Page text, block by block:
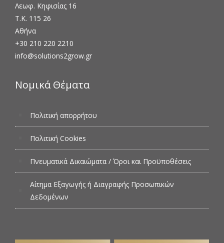
Λεωφ. Κηφισίας 16
Τ.Κ. 115 26
Αθήνα
+30 210 220 2210
info@solutions2grow.gr
Νομικά Θέματα
Πολιτική απορρήτου
Πολιτική Cookies
Πνευματικά Δικαιώματα / Όροι και Προϋποθέσεις
Αίτημα Εξαγωγής ή Διαγραφής Προσωπικών
Δεδομένων